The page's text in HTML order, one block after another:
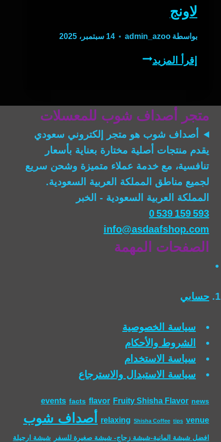
لاونج
بواسطة admin_azoo 14 سبتمبر، 2025
إقرأ المزيدلاونج
متجر أصداف شوب للمعسلات
أصداف شوب هو متجر إلكتروني سعودي
يقدم منتجات أصلية مختارة بعناية بأسعار
تنافسية، مع خدمة عملاء متميزة وشحن سريع
لجميع مناطق المملكة العربية السعودية.
المملكة العربية السعودية - الخبر
0 539 159 593
info@asdaafshop.com
الصفحات المهمة
حسابي
سياسة الخصوصية
الشروط والأحكام
سياسة الاستخدام
سياسة الاستبدال والاسترجاع
events facts flavor Fruity Shisha Flavor news
relaxing Shisha Coffee tips venue أصداف شوب
افضل شيشة المانية-شيشة زجاج- شيشة صغيرة للسفر شيشة ارجيلة